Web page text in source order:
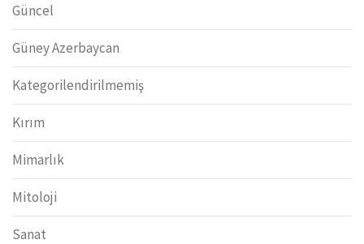
Güncel
Güney Azerbaycan
Kategorilendirilmemiş
Kırım
Mimarlık
Mitoloji
Sanat